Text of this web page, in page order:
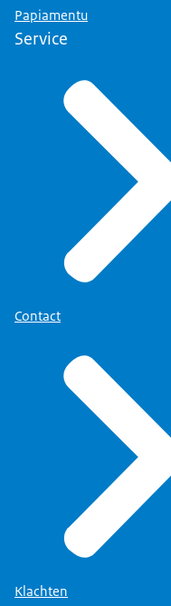
Papiamentu
Service
Contact
Klachten